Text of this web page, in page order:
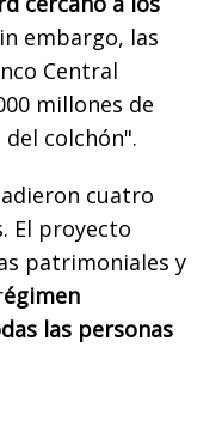
embargo, las
Central
millones de
colchón".
cuatro
El proyecto
patrimoniales y
égimen
las personas